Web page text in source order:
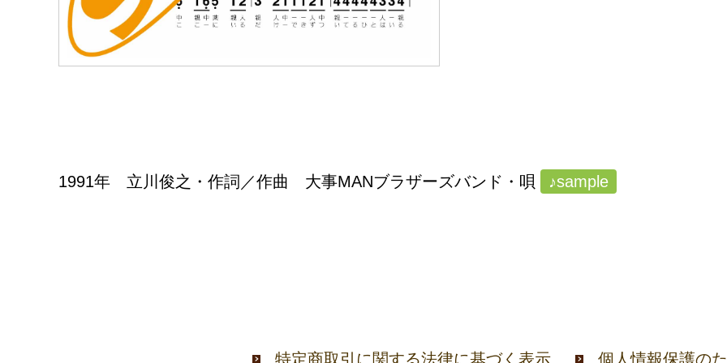
1991年 立川俊之・作詞／作曲 大事MANブラザーズバンド・唄 ♪sample
特定商取引に関する法律に基づく表示 個人情報保護の